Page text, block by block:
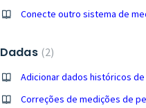
Dadas 2
Adicionar dados históricos